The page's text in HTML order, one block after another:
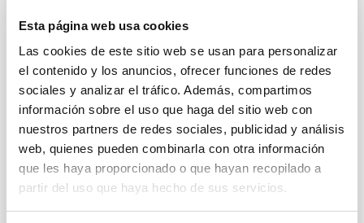
Esta página web usa cookies
Las cookies de este sitio web se usan para personalizar
el contenido y los anuncios, ofrecer funciones de redes
sociales y analizar el tráfico. Además, compartimos
información sobre el uso que haga del sitio web con
nuestros partners de redes sociales, publicidad y análisis
web, quienes pueden combinarla con otra información
que les haya proporcionado o que hayan recopilado a
partir del uso que haya hecho de sus servicios.
servicio al cliente.
Reducción de los costes y aumento de la
rentabilidad de las máquinas, como
consecuencia directa de la reducción de
los tiempos de parada de la máquina y
de puesta a punto porcambio de
formato.
Flexibilidadde los procesos de